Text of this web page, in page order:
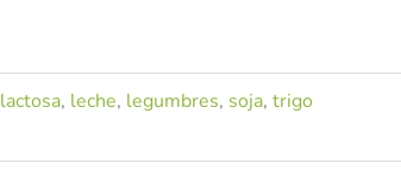
lactosa, leche, legumbres, soja, trigo